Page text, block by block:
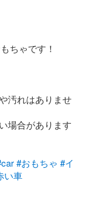
ちゃです！
汚れはありませ
場合があります
#おもちゃ #イ
い車